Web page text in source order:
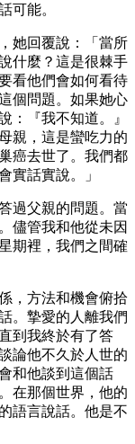
可能。
她回覆說：「當所
什麼？這是很棘手
看他們會如何看待
個問題。如果她心
：『我不知道。』
親，這是蠻吃力的
癌去世了。我們都
實話實說。」
過父親的問題。當
儘管我和他從未因
期裡，我們之間確
，方法和機會俯拾
。摯愛的人離我們
到我終於有了答
論他不久於人世的
和他談到這個話
在那個世界，他的
語言說話。他是不